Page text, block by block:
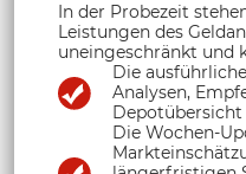
In der Probezeit
Leistungen des
uneingeschränkt und
Die
Analysen,
Depotübersicht
Die Wochen-